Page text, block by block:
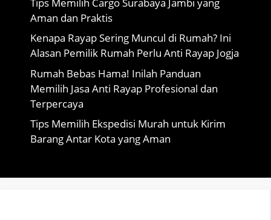
Aman dan Praktis
Kenapa Rayap Sering Muncul di Rumah? Ini
Alasan Pemilik Rumah Perlu Anti Rayap Jogja
Rumah Bebas Hama! Inilah Panduan
Memilih Jasa Anti Rayap Profesional dan
Terpercaya
Tips Memilih Ekspedisi Murah untuk Kirim
Barang Antar Kota yang Aman